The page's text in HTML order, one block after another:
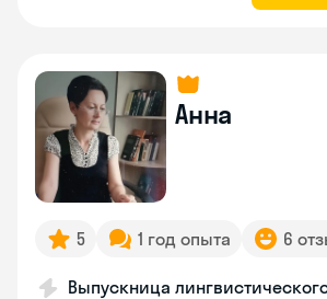
Анна
5 1 год опыта 6
Выпускница